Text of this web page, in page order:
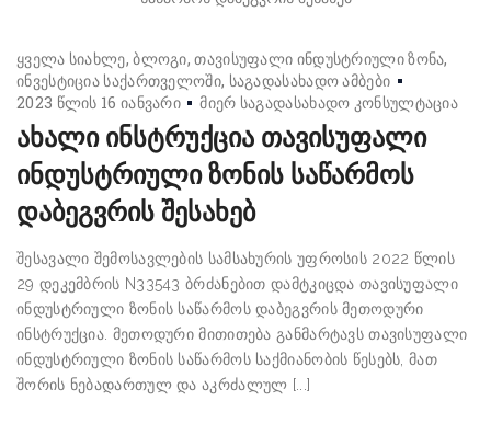
ყველა სიახლე ბლოგი თავისუფალი ინდუსტრიული ზონა
ინვესტიცია საქართველოში საგადასახადო ამბები
2023 წლის 16 იანვარი
მიერ საგადასახადო კონსულტაცია
ახალი ინსტრუქცია თავისუფალი
ინდუსტრიული ზონის საწარმოს
დაბეგვრის შესახებ
შესავალი შემოსავლების სამსახურის უფროსის 2022 წლის
29 დეკემბრის N33543 ბრძანებით დამტკიცდა თავისუფალი
ინდუსტრიული ზონის საწარმოს დაბეგვრის მეთოდური
ინსტრუქცია. მეთოდური მითითება განმარტავს თავისუფალი
ინდუსტრიული ზონის საწარმოს საქმიანობის წესებს, მათ
შორის ნებადართულ და აკრძალულ [...]